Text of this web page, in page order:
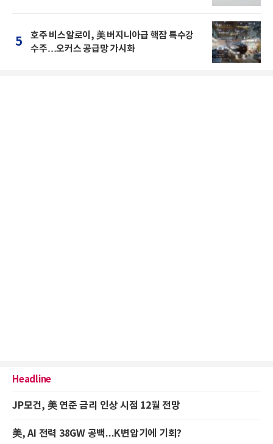
5
호주 비스알로이, 美 버지니아급 핵잠 특수강
수주…오커스 공급망 가시화
Headline
JP모건, 美 연준 금리 인상 시점 12월 전망
美, AI 전력 38GW 공백...K변압기에 기회?